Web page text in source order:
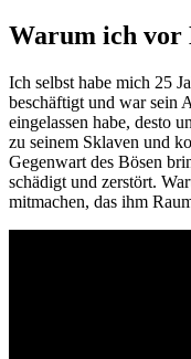
Warum ich vor
Ich selbst habe mich 25
beschäftigt und war sein
eingelassen habe, desto
zu seinem Sklaven und
Gegenwart des Bösen
schädigt und zerstört.
mitmachen, das ihm